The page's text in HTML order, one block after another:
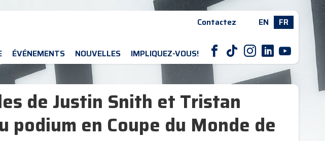
Contactez EN FR
ÉVÉNEMENTS NOUVELLES IMPLIQUEZ-VOUS! F T I L Y
de Justin Snith et Tristan
podium en Coupe du Monde de